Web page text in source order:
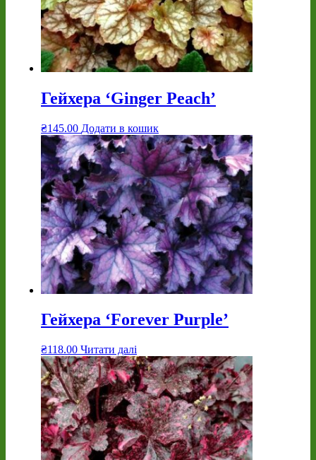
Гейхера ‘Ginger Peach’
₴145.00 Додати в кошик
Гейхера ‘Forever Purple’
₴118.00 Читати далі